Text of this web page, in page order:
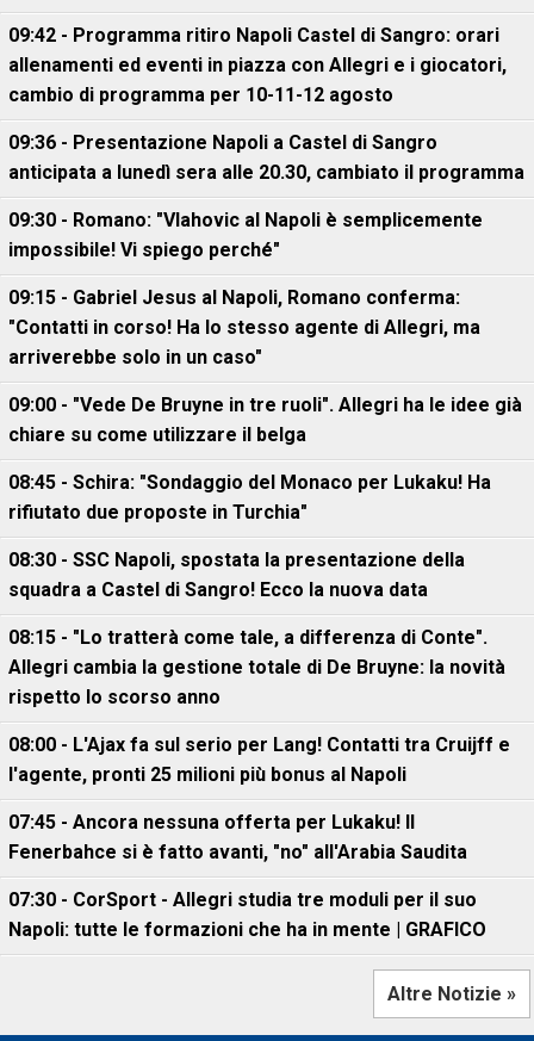
09:42 - Programma ritiro Napoli Castel di Sangro: orari
allenamenti ed eventi in piazza con Allegri e i giocatori,
cambio di programma per 10-11-12 agosto
09:36 - Presentazione Napoli a Castel di Sangro
anticipata a lunedì sera alle 20.30, cambiato il programma
09:30 - Romano: "Vlahovic al Napoli è semplicemente
impossibile! Vi spiego perché"
09:15 - Gabriel Jesus al Napoli, Romano conferma:
"Contatti in corso! Ha lo stesso agente di Allegri, ma
arriverebbe solo in un caso"
09:00 - "Vede De Bruyne in tre ruoli". Allegri ha le idee già
chiare su come utilizzare il belga
08:45 - Schira: "Sondaggio del Monaco per Lukaku! Ha
rifiutato due proposte in Turchia"
08:30 - SSC Napoli, spostata la presentazione della
squadra a Castel di Sangro! Ecco la nuova data
08:15 - "Lo tratterà come tale, a differenza di Conte".
Allegri cambia la gestione totale di De Bruyne: la novità
rispetto lo scorso anno
08:00 - L'Ajax fa sul serio per Lang! Contatti tra Cruijff e
l'agente, pronti 25 milioni più bonus al Napoli
07:45 - Ancora nessuna offerta per Lukaku! Il
Fenerbahce si è fatto avanti, "no" all'Arabia Saudita
07:30 - CorSport - Allegri studia tre moduli per il suo
Napoli: tutte le formazioni che ha in mente | GRAFICO
Altre Notizie »